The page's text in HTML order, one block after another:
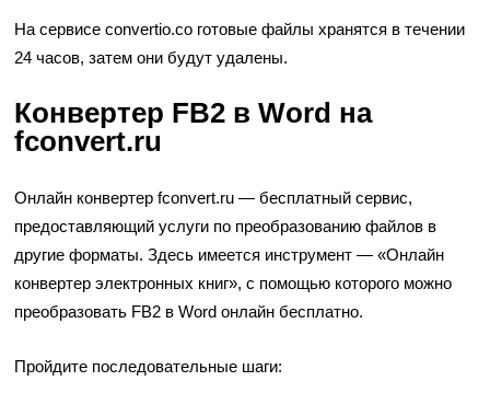
На сервисе convertio.co готовые файлы хранятся в течении
24 часов, затем они будут удалены.
Конвертер FB2 в Word на
fconvert.ru
Онлайн конвертер fconvert.ru — бесплатный сервис,
предоставляющий услуги по преобразованию файлов в
другие форматы. Здесь имеется инструмент — «Онлайн
конвертер электронных книг», с помощью которого можно
преобразовать FB2 в Word онлайн бесплатно.
Пройдите последовательные шаги: